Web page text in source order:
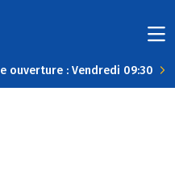
ouverture : Vendredi 09:30